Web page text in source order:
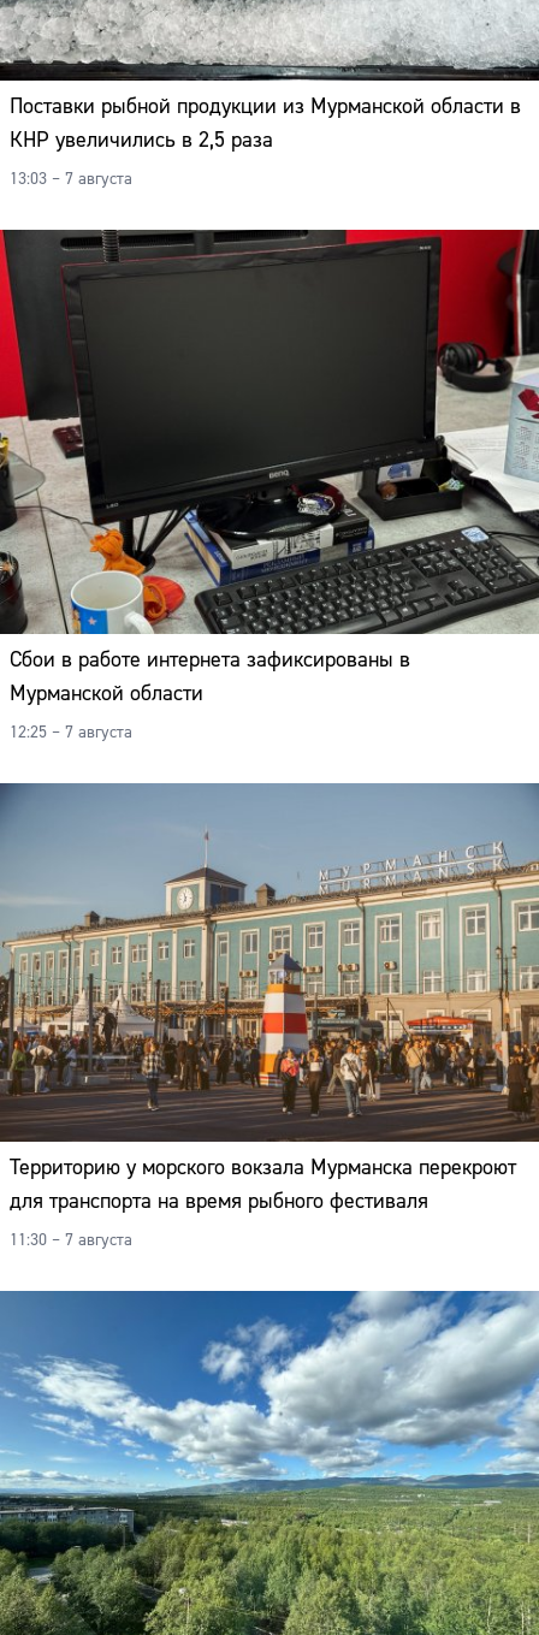
Поставки рыбной продукции из Мурманской области в
КНР увеличились в 2,5 раза
13:03 – 7 августа
Сбои в работе интернета зафиксированы в
Мурманской области
12:25 – 7 августа
Территорию у морского вокзала Мурманска перекроют
для транспорта на время рыбного фестиваля
11:30 – 7 августа